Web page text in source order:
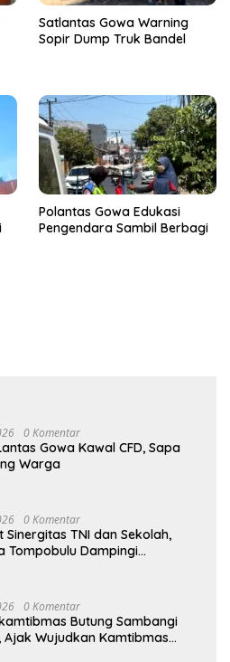
Satlantas Gowa Warning
Sopir Dump Truk Bandel
Polantas Gowa Edukasi
Pengendara Sambil Berbagi
0 Komentar
Gowa Kawal CFD, Sapa
Warga
0 Komentar
Sinergitas TNI dan Sekolah,
Tompobulu Dampingi
0 Komentar
Butung Sambangi
Ajak Wujudkan Kamtibmas